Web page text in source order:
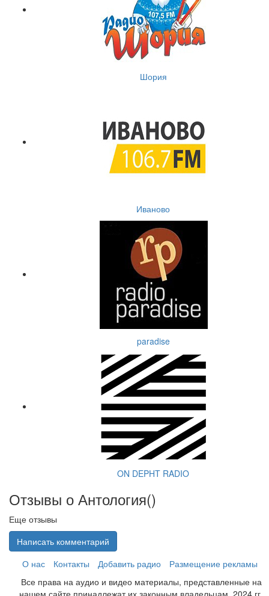
Шория
Иваново
paradise
ON DEPHT RADIO
Отзывы о Антология()
Еще отзывы
Написать комментарий
О нас
Контакты Добавить радио
Размещение рекламы
Все права на аудио и видео материалы, представленные на
нашем сайте принадлежат их законным владельцам. 2024 гг.